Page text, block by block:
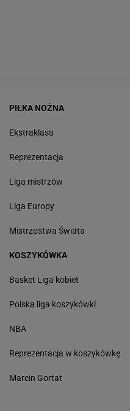
PIŁKA NOŻNA
Ekstraklasa
Reprezentacja
Liga mistrzów
Liga Europy
Mistrzostwa Świata
KOSZYKÓWKA
Basket Liga kobiet
Polska liga koszykówki
NBA
Reprezentacja w koszykówkę
Marcin Gortat